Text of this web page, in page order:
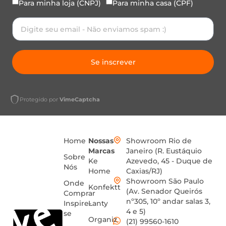
Para minha loja (CNPJ) Para minha casa (CPF)
Se inscrever
Protegido por VimeCaptcha
Home
Sobre
Nós
Onde
Comprar
Inspire-
se
Nossas
Marcas
Ke
Home
Konfektt
Lanty
Organiz
Showroom Rio de
Janeiro (R. Eustáquio
Azevedo, 45 - Duque de
Caxias/RJ)
Showroom São Paulo
(Av. Senador Queirós
nº305, 10º andar salas 3,
4 e 5)
(21) 99560-1610